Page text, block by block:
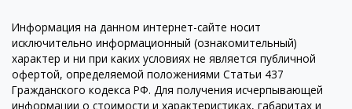
Информация на данном интернет-сайте носит
исключительно информационный (ознакомительный)
характер и ни при каких условиях не является публичной
офертой, определяемой положениями Статьи 437
Гражданского кодекса РФ. Для получения исчерпывающей
информации о стоимости и характеристиках, габаритах и